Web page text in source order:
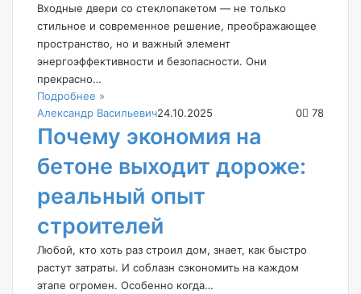
Входные двери со стеклопакетом — не только
стильное и современное решение, преображающее
пространство, но и важный элемент
энергоэффективности и безопасности. Они
прекрасно…
Подробнее »
Александр Васильевич24.10.2025 0 78
Почему экономия на
бетоне выходит дороже:
реальный опыт
строителей
Любой, кто хоть раз строил дом, знает, как быстро
растут затраты. И соблазн сэкономить на каждом
этапе огромен. Особенно когда…